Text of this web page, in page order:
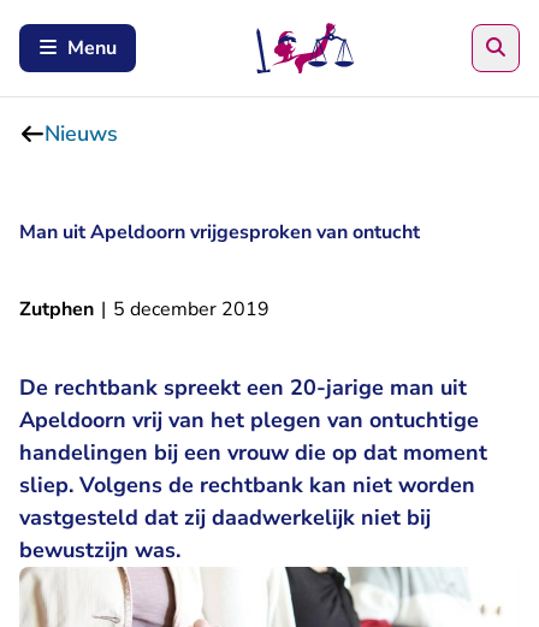
Menu
Nieuws
Man uit Apeldoorn vrijgesproken van ontucht
Zutphen | 5 december 2019
De rechtbank spreekt een 20-jarige man uit
Apeldoorn vrij van het plegen van ontuchtige
handelingen bij een vrouw die op dat moment
sliep. Volgens de rechtbank kan niet worden
vastgesteld dat zij daadwerkelijk niet bij
bewustzijn was.